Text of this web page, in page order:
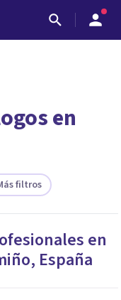
el
en
filtros
en
, España